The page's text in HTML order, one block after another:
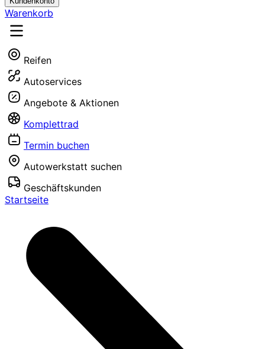
Warenkorb
Reifen
Autoservices
Angebote & Aktionen
Komplettrad
Termin buchen
Autowerkstatt suchen
Geschäftskunden
Startseite